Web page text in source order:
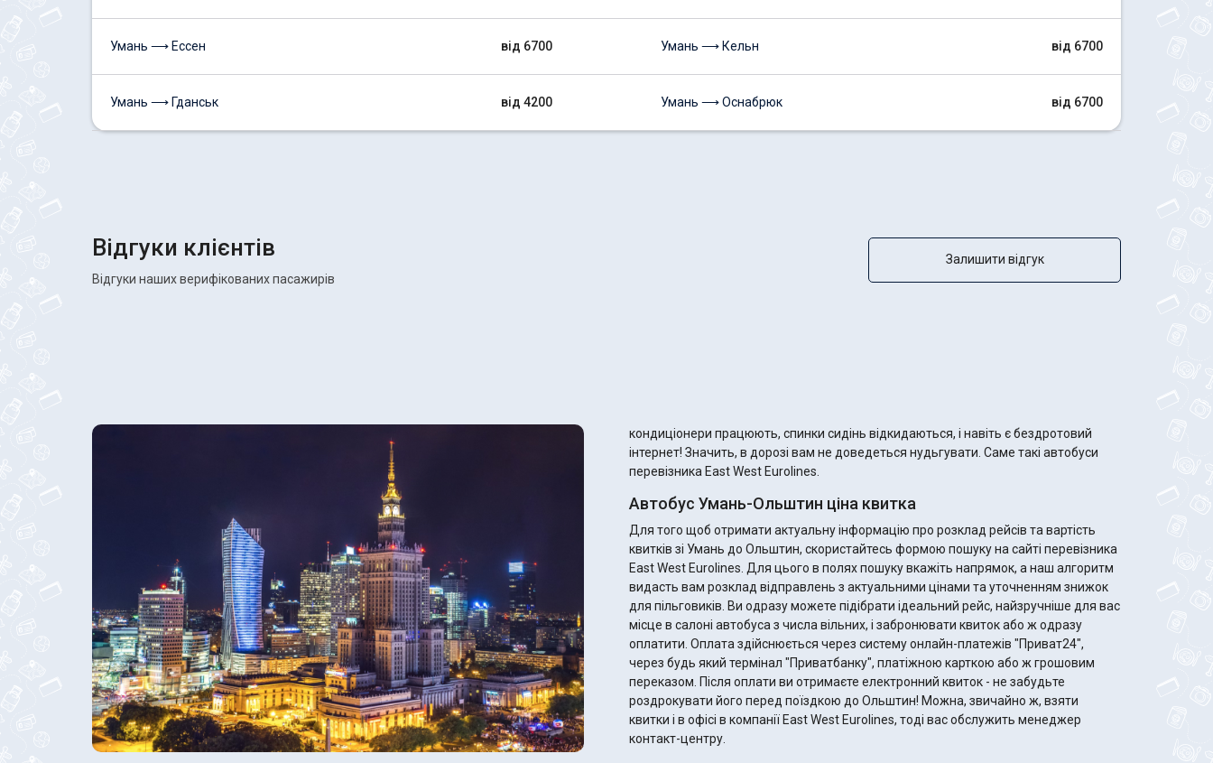
Умань ⟶ Ессен від 6700
Умань ⟶ Гданськ від 4200
Умань ⟶ Кельн від 6700
Умань ⟶ Оснабрюк від 6700
Відгуки клієнтів
Відгуки наших верифікованих пасажирів
Залишити відгук
кондиціонери працюють, спинки сидінь відкидаються, і навіть є бездротовий
інтернет! Значить, в дорозі вам не доведеться нудьгувати. Саме такі автобуси
перевізника East West Eurolines.
Автобус Умань-Ольштин ціна квитка
Для того щоб отримати актуальну інформацію про розклад рейсів та вартість
квитків зі Умань до Ольштин, скористайтесь формою пошуку на сайті перевізника
East West Eurolines. Для цього в полях пошуку вкажіть напрямок, а наш алгоритм
видасть вам розклад відправлень з актуальними цінами та уточненням знижок
для пільговиків. Ви одразу можете підібрати ідеальний рейс, найзручніше для вас
місце в салоні автобуса з числа вільних, і забронювати квиток або ж одразу
оплатити. Оплата здійснюється через систему онлайн-платежів "Приват24",
через будь який термінал "Приватбанку", платіжною карткою або ж грошовим
переказом. Після оплати ви отримаєте електронний квиток - не забудьте
роздрокувати його перед поїздкою до Ольштин! Можна, звичайно ж, взяти
квитки і в офісі в компанії East West Eurolines, тоді вас обслужить менеджер
контакт-центру.